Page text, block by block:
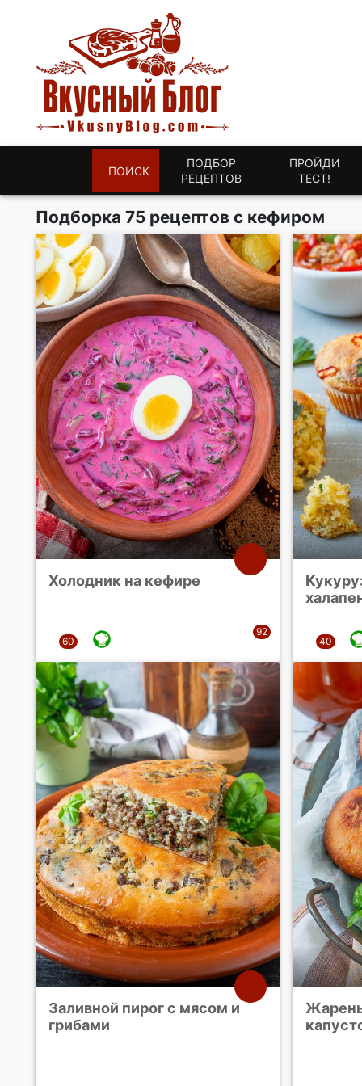
ПОИСК
ПОДБОР
РЕЦЕПТОВ
ПРОЙДИ
ТЕСТ!
Подборка 75 рецептов с кефиром
Холодник на кефире
Заливной пирог с мясом и
грибами